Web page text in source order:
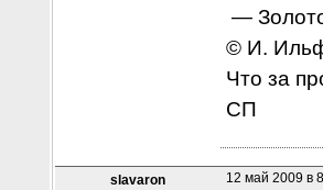
—
© И.
Что за
СП
slavaron 12 май 2009 в